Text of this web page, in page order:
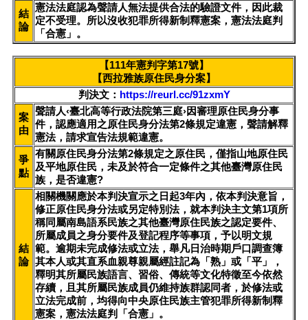
結
論
憲法法庭認為聲請人無法提供合法的驗證文件，因此裁
定不受理。所以沒收犯罪所得新制釋憲案，憲法法庭判
「合憲」。
【111年憲判字第17號】
【西拉雅族原住民身分案】
判決文： https://reurl.cc/91zxmY
案
由
聲請人‹臺北高等行政法院第三庭›因審理原住民身分事
件，認應適用之原住民身分法第2條規定違憲，聲請解釋
憲法，請求宣告法規範違憲。
爭
點
有關原住民身分法第2條規定之原住民，僅指山地原住民
及平地原住民，未及於符合一定條件之其他臺灣原住民
族，是否違憲?
結
論
相關機關應於本判決宣示之日起3年內，依本判決意旨，
修正原住民身分法或另定特別法，就本判決主文第1項所
稱同屬南島語系民族之其他臺灣原住民族之認定要件、
所屬成員之身分要件及登記程序等事項，予以明文規
範。逾期未完成修法或立法，舉凡日治時期戶口調查簿
其本人或其直系血親尊親屬經註記為「熟」或「平」，
釋明其所屬民族語言、習俗、傳統等文化特徵至今依然
存續，且其所屬民族成員仍維持族群認同者，於修法或
立法完成前，均得向中央原住民族主管犯罪所得新制釋
憲案，憲法法庭判「合憲」。